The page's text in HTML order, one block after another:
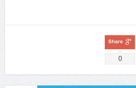
Share
0